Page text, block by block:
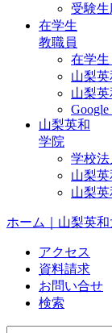
受験
在学生
教職員
在学
山梨
山梨
Google
山梨英和
学院
学校
山梨
山梨
ホーム｜山梨英和
アクセス
資料請求
お問い合せ
検索